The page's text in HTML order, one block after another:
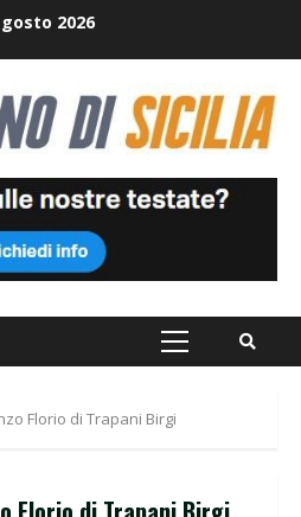
2026
Primary
Florio di Trapani Birgi